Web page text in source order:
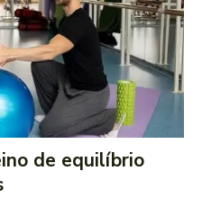
de equilíbrio